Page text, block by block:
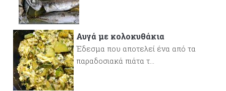
Αυγά με κολοκυθάκια
Έδεσμα που αποτελεί ένα από τα
παραδοσιακά πιάτα τ...